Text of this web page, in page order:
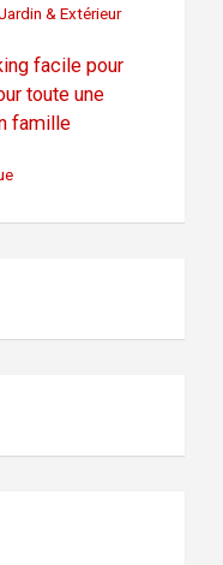
& Extérieur
facile pour
toute une
famille